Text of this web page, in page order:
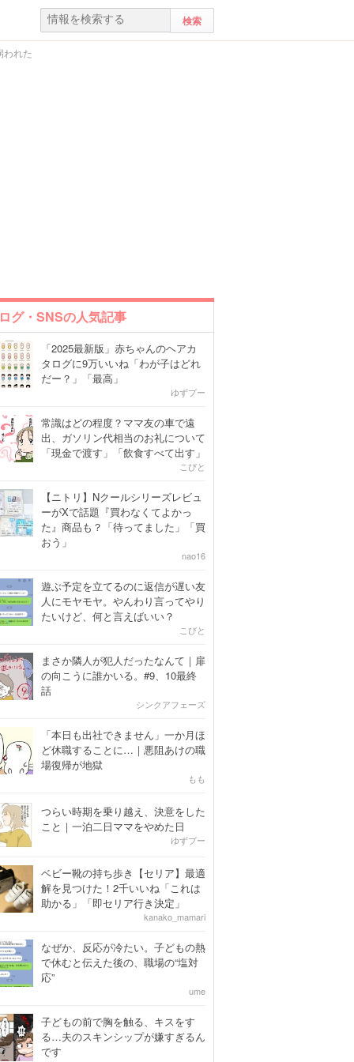
われた
グ・SNSの人気記事
「2025最新版」赤ちゃんのヘアカ
タログに9万いいね「わが子はどれ
だー？」「最高」
ゆずプー
常識はどの程度？ママ友の車で遠
出、ガソリン代相当のお礼について
「現金で渡す」「飲食すべて出す」
こびと
【ニトリ】Nクールシリーズレビュ
ーがXで話題『買わなくてよかっ
た』商品も？「待ってました」「買
おう」
nao16
遊ぶ予定を立てるのに返信が遅い友
人にモヤモヤ。やんわり言ってやり
たいけど、何と言えばいい？
こびと
まさか隣人が犯人だったなんて｜扉
の向こうに誰かいる。#9、10最終
話
シンクアフェーズ
「本日も出社できません」一か月ほ
ど休職することに…｜悪阻あけの職
場復帰が地獄
もも
つらい時期を乗り越え、決意をした
こと｜一泊二日ママをやめた日
ゆずプー
ベビー靴の持ち歩き【セリア】最適
解を見つけた！2千いいね「これは
助かる」「即セリア行き決定」
kanako_mamari
なぜか、反応が冷たい。子どもの熱
で休むと伝えた後の、職場の“塩対
応”
ume
子どもの前で胸を触る、キスをす
る…夫のスキンシップが嫌すぎるん
です